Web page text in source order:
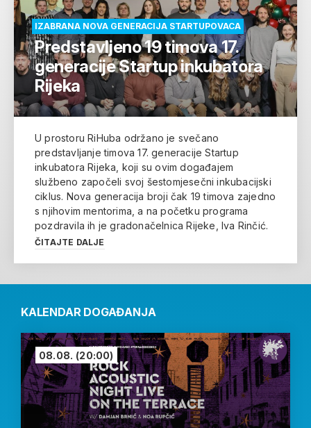
IZABRANA NOVA GENERACIJA STARTUPOVACA
Predstavljeno 19 timova 17.
generacije Startup inkubatora
Rijeka
U prostoru RiHuba održano je svečano
predstavljanje timova 17. generacije Startup
inkubatora Rijeka, koji su ovim događajem
službeno započeli svoj šestomjesečni inkubacijski
ciklus. Nova generacija broji čak 19 timova zajedno
s njihovim mentorima, a na početku programa
pozdravila ih je gradonačelnica Rijeke, Iva Rinčić.
ČITAJTE DALJE
KALENDAR DOGAĐANJA
08.08. (20:00)